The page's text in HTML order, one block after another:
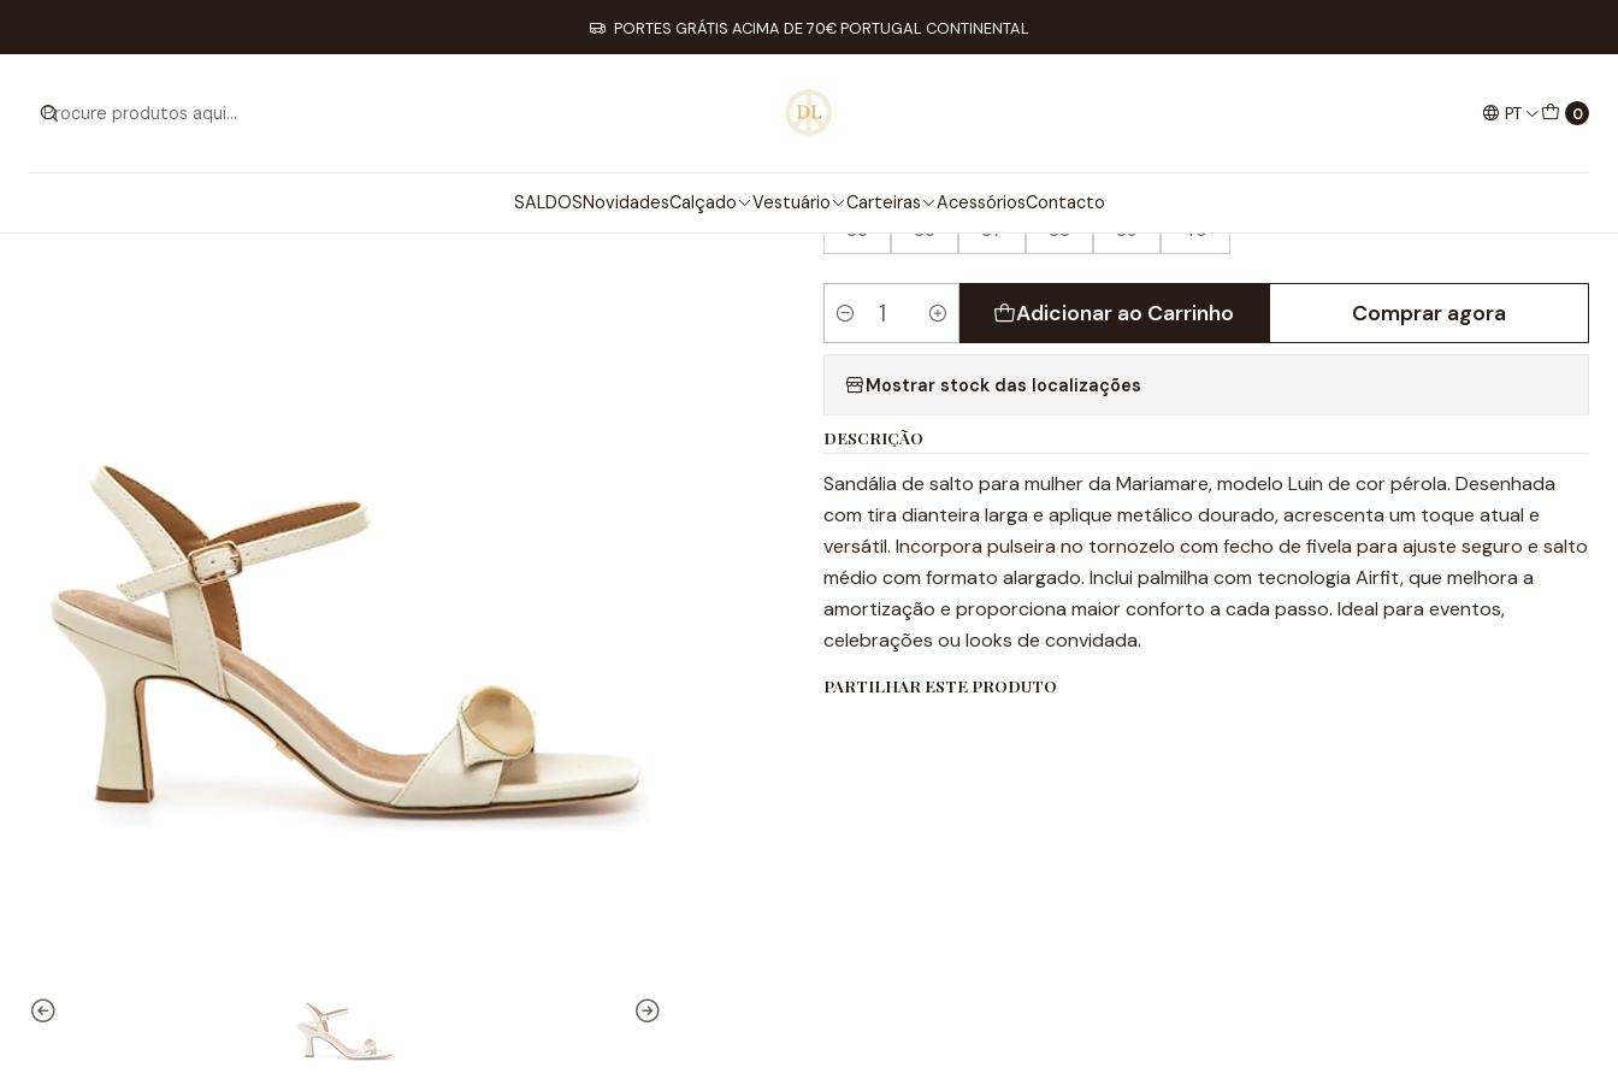
PT 0
SALDOSNovidadesCalçado Vestuário Carteiras AcessóriosContacto
PORTES GRÁTIS ACIMA DE 70€ PORTUGAL CONTINENTAL
Calçado Stock Off 60% Tamanho 35 Sandálias de salto Luin
|
SANDÁLIAS DE SALTO LUIN
TAMANHO
35 36 37 38 39 40
Quantidade
Adicionar ao Carrinho Comprar agora
Mostrar stock das localizações
DESCRIÇÃO
Sandália de salto para mulher da Mariamare, modelo Luin de cor pérola. Desenhada
com tira dianteira larga e aplique metálico dourado, acrescenta um toque atual e
versátil. Incorpora pulseira no tornozelo com fecho de fivela para ajuste seguro e salto
médio com formato alargado. Inclui palmilha com tecnologia Airfit, que melhora a
amortização e proporciona maior conforto a cada passo. Ideal para eventos,
celebrações ou looks de convidada.
PARTILHAR ESTE PRODUTO